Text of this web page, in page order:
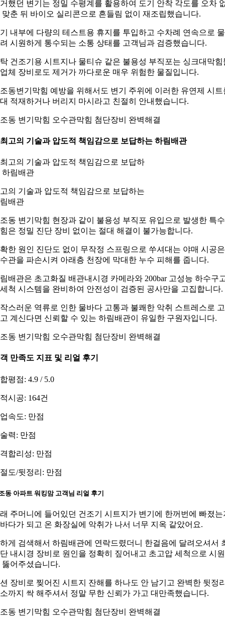
했던 변기는 정밀 수평계를 활용하여 도기 안착 각도를 오차
맞춘 뒤 바이오 실리콘으로 흔들림 없이 재조립했습니다.
내부에 다량의 테스트용 휴지를 투입하고 수차례 연속으로
시원하게 통수되는 소통 상태를 고객님과 검증했습니다.
건조기용 시트지나 물티슈 같은 불용성 부직포는 싱크대막힘
체 장비로도 제거가 까다로운 매우 위험한 물질입니다.
동변기막힘 예방을 위해서도 변기 주위에 이러한 유연제 시트
적재하거나 버리지 마시라고 친절히 안내했습니다.
동 변기막힘 오수관막힘 첨단장비 완벽해결
고의 기술과 압도적 책임감으로 보답하는 하림배관
의 기술과 압도적 책임감으로 보답하는
배관
동 변기막힘 현장과 같이 불용성 부직포 유입으로 발생한 특수
은 정밀 진단 장비 없이는 절대 해결이 불가능합니다.
한 원인 진단도 없이 무작정 스프링으로 쑤셔대는 야매 시공은
관을 파손시켜 아래층 천장에 막대한 누수 피해를 줍니다.
배관은 초고화질 배관내시경 카메라와 200bar 고성능 하수구
척 시스템을 완비하여 안전성이 검증된 공사만을 고집합니다.
스러운 역류로 인한 물바다 고통과 불쾌한 악취 스트레스로
계신다면 신뢰할 수 있는 하림배관이 유일한 구원자입니다.
동 변기막힘 오수관막힘 첨단장비 완벽해결
만족도 지표 및 리얼 후기
평점: 4.9 / 5.0
시공: 164건
속도: 만점
력: 만점
합리성: 만점
도/뒷정리: 만점
동 아파트 워킹맘 고객님 리얼 후기
주머니에 들어있던 건조기 시트지가 변기에 한꺼번에 빠졌는
다가 되고 온 화장실에 악취가 나서 너무 지옥 같았어요.
게 검색해서 하림배관에 연락드렸더니 한걸음에 달려오셔서
내시경 장비로 원인을 정확히 짚어내고 초고압 세척으로 시
뚫어주셨습니다.
장비로 찢어진 시트지 잔해를 하나도 안 남기고 완벽한 뒷정
까지 싹 해주셔서 정말 무한 신뢰가 가고 대만족했습니다.
동 변기막힘 오수관막힘 첨단장비 완벽해결